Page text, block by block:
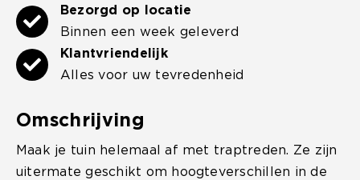
Bezorgd op locatie
Binnen een week geleverd
Klantvriendelijk
Alles voor uw tevredenheid
Omschrijving
Maak je tuin helemaal af met traptreden. Ze zijn
uitermate geschikt om hoogteverschillen in de